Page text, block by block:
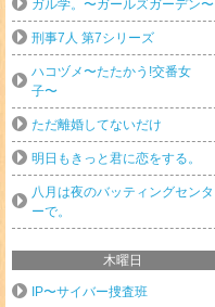
ガル学。〜ガールズガーデン〜
刑事7人 第7シリーズ
ハコヅメ〜たたかう!交番女
子〜
ただ離婚してないだけ
明日もきっと君に恋をする。
八月は夜のバッティングセンタ
ーで。
木曜日
IP〜サイバー捜査班